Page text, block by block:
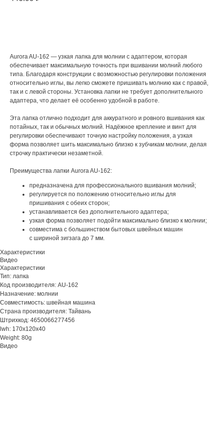
Aurora AU-162 — узкая лапка для молнии с адаптером, которая
обеспечивает максимальную точность при вшивании молний любого
типа. Благодаря конструкции с возможностью регулировки положения
относительно иглы, вы легко сможете пришивать молнию как с правой,
так и с левой стороны. Установка лапки не требует дополнительного
адаптера, что делает её особенно удобной в работе.
Эта лапка отлично подходит для аккуратного и ровного вшивания как
потайных, так и обычных молний. Надёжное крепление и винт для
регулировки обеспечивают точную настройку положения, а узкая
форма позволяет шить максимально близко к зубчикам молнии, делая
строчку практически незаметной.
Преимущества лапки Aurora AU-162:
предназначена для профессионального вшивания молний;
регулируется по положению относительно иглы для
пришивания с обеих сторон;
устанавливается без дополнительного адаптера;
узкая форма позволяет подойти максимально близко к молнии;
совместима с большинством бытовых швейных машин
с шириной зигзага до 7 мм.
Характеристики
Видео
Характеристики
Тип: лапка
Код производителя: AU-162
Назначение: молнии
Совместимость: швейная машина
Страна производителя: Тайвань
Штрихкод: 4650066277456
lwh: 170x120x40
Weight: 80g
Видео